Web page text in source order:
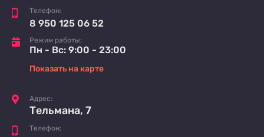
Телефон:
8 950 125 06 52
Режим работы:
Пн - Вс: 9:00 - 23:00
Показать на карте
Адрес:
Тельмана, 7
Телефон: